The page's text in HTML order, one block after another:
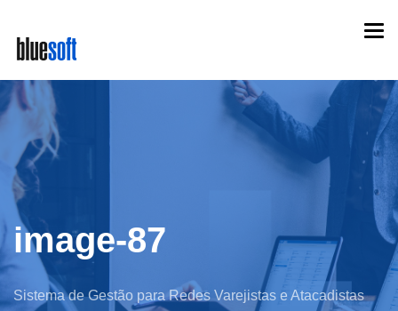
main
content
image-87
Sistema de Gestão para Redes Varejistas e Atacadistas